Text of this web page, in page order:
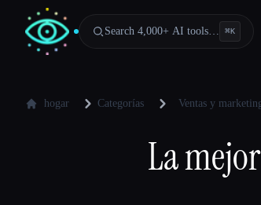
Search 4,000+ AI tools… ⌘K
hogar Categorías Ventas y
La mejor